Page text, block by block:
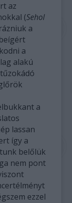
az
(Sehol
a
a
alakú
a
lassan
így a
belőlük
nem pont
ezzel